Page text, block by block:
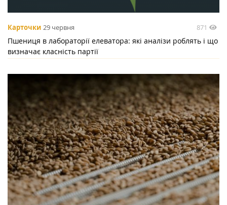
Карточки 29 червня 871
Пшениця в лабораторії елеватора: які аналізи роблять і що
визначає класність партії